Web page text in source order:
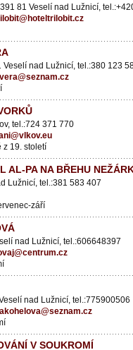
81 Veselí nad Lužnicí,
Veselí nad Lužnicí, tel.:380 123
tel.:724 371 770
z 19. století
AL-PA NA BŘEHU
Lužnicí, tel.:381 583 407
září
nad Lužnicí, tel.:606648397
nad Lužnicí, tel.:775900506
V SOUKROMÍ